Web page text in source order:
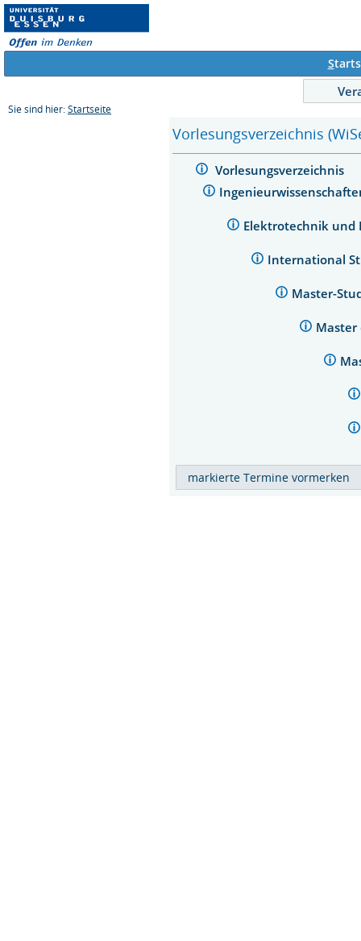
S
Sie sind hier: Startseite
Vorlesungsverzeichnis
Vorlesungsverzeichnis
Elektrotechnik
International
Master-
Master